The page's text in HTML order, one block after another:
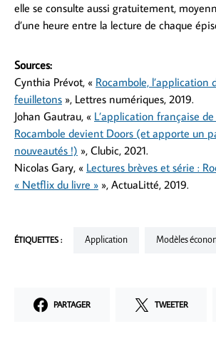
elle se consulte aussi gratuitement,
d’une heure entre la lecture de chaque
Sources:
Cynthia Prévot, « Rocambole, l’application
feuilletons », Lettres numériques, 2019.
Johan Gautrau, « L’application française
Rocambole devient Doors (et apporte un
nouveautés !) », Clubic, 2021.
Nicolas Gary, « Lectures brèves et série :
« Netflix du livre » », ActuaLitté, 2019.
ÉTIQUETTES : Application Modèles
PARTAGER TWEETER